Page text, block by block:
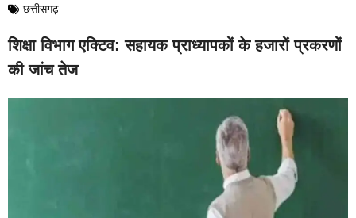
छत्तीसगढ़
शिक्षा विभाग एक्टिव: सहायक प्राध्यापकों के हजारों प्रकरणों
की जांच तेज